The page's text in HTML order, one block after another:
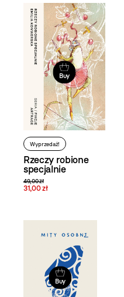
Buy
Wyprzedaż!
Rzeczy robione
specjalnie
49,00 zł
31,00 zł
Buy